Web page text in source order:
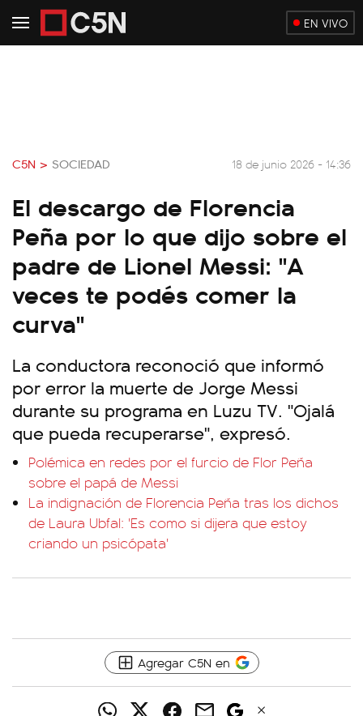
EN VIVO
C5N > SOCIEDAD 18 de junio 2026 - 14:36
El descargo de Florencia
Peña por lo que dijo sobre el
padre de Lionel Messi: "A
veces te podés comer la
curva"
La conductora reconoció que informó
por error la muerte de Jorge Messi
durante su programa en Luzu TV. "Ojalá
que pueda recuperarse", expresó.
Polémica en redes por el furcio de Flor Peña
sobre el papá de Messi
La indignación de Florencia Peña tras los dichos
de Laura Ubfal: 'Es como si dijera que estoy
criando un psicópata'
Agregar C5N en